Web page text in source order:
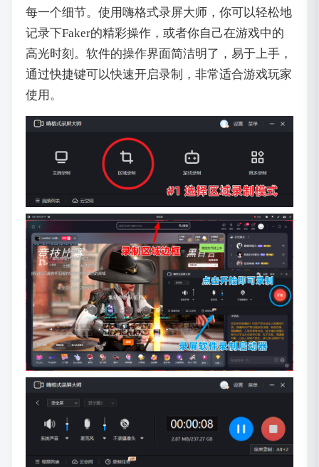
每一个细节。使用嗨格式录屏大师，你可以轻松地
记录下Faker的精彩操作，或者你自己在游戏中的
高光时刻。软件的操作界面简洁明了，易于上手，
通过快捷键可以快速开启录制，非常适合游戏玩家
使用。